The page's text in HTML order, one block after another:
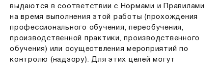
выдаются в соответствии с Нормами и Правилами
на время выполнения этой работы (прохождения
профессионального обучения, переобучения,
производственной практики, производственного
обучения) или осуществления мероприятий по
контролю (надзору). Для этих целей могут